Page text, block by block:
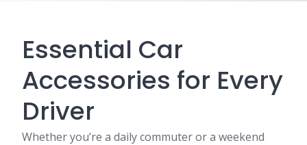
Essential Car
Accessories for Every
Driver
Whether you’re a daily commuter or a weekend